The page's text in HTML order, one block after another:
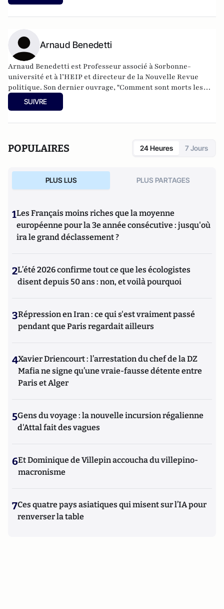
Arnaud Benedetti
Arnaud Benedetti est Professeur associé à Sorbonne-
université et à l’HEIP et directeur de la Nouvelle Revue
politique. Son dernier ouvrage, "Comment sont morts les
politiques ? Le grand malaise du pouvoir", est publié aux
éditions du Cerf (4 Novembre 2021).
SUIVRE
POPULAIRES 24 Heures 7 Jours
PLUS LUS PLUS PARTAGES
1Les Français moins riches que la moyenne
européenne pour la 3e année consécutive : jusqu'où
ira le grand déclassement ?
2L’été 2026 confirme tout ce que les écologistes
disent depuis 50 ans : non, et voilà pourquoi
3Répression en Iran : ce qui s'est vraiment passé
pendant que Paris regardait ailleurs
4Xavier Driencourt : l’arrestation du chef de la DZ
Mafia ne signe qu’une vraie-fausse détente entre
Paris et Alger
5Gens du voyage : la nouvelle incursion régalienne
d'Attal fait des vagues
6Et Dominique de Villepin accoucha du villepino-
macronisme
7Ces quatre pays asiatiques qui misent sur l’IA pour
renverser la table